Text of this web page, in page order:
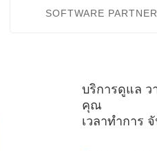
SOFTWARE
บริการดูแล ว
คุณ
เวลาทำการ